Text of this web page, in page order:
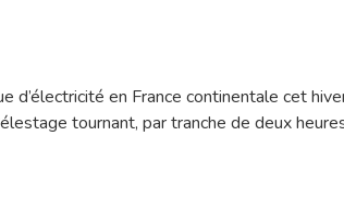
d’électricité en France continentale cet
tournant, par tranche de deux